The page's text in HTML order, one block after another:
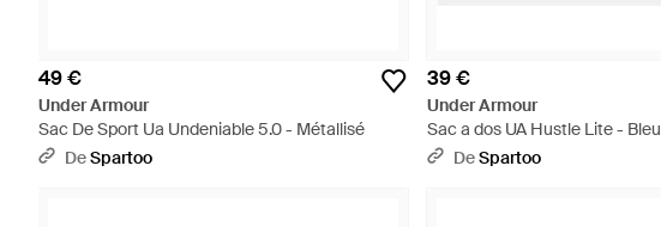
49 €
Under Armour
Sac De Sport Ua Undeniable 5.0 - Métallisé
DeSpartoo
39 €
Under Armour
Sac a dos UA Hustle Lite - Bleu
DeSpartoo